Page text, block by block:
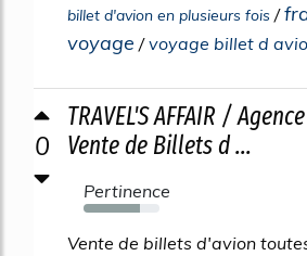
billet d'avion en plusieurs fois /
voyage /voyage billet d
0
TRAVEL'S AFFAIR /
Vente de Billets d ...
Pertinence
74%
Vente de billets d'avion